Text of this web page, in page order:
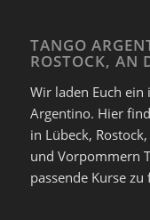
TANGO
ROSTOCK, AN
Wir laden Euch ein
Argentino. Hier
in Lübeck,
und Vorpommern
passende Kurse zu